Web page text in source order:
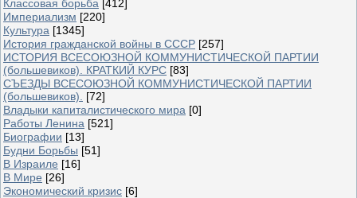
Классовая борьба [412]
Империализм [220]
Культура [1345]
История гражданской войны в СССР [257]
ИСТОРИЯ ВСЕСОЮЗНОЙ КОММУНИСТИЧЕСКОЙ ПАРТИИ
(большевиков). КРАТКИЙ КУРС [83]
СЪЕЗДЫ ВСЕСОЮЗНОЙ КОММУНИСТИЧЕСКОЙ ПАРТИИ
(большевиков).
[72]
Владыки капиталистического мира [0]
Работы Ленина [521]
Биографии [13]
Будни Борьбы [51]
В Израиле [16]
В Мире [26]
Экономический кризис [6]